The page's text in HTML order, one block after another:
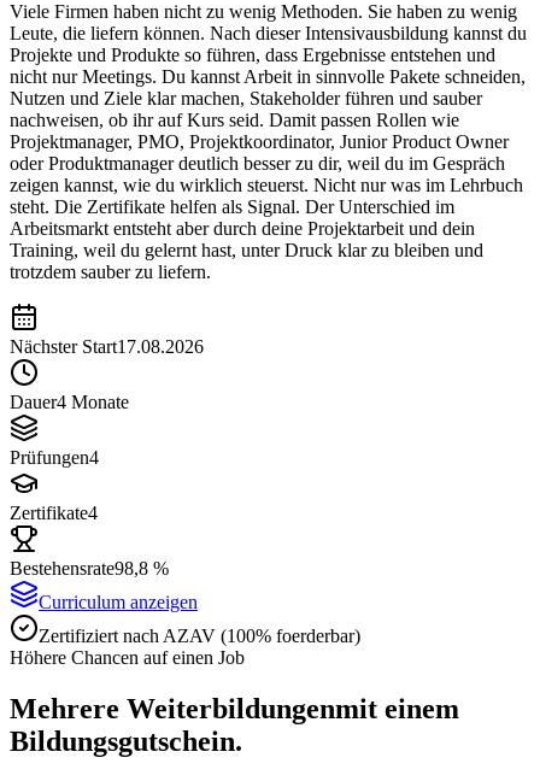
Viele Firmen haben nicht zu wenig Methoden. Sie haben zu wenig
Leute, die liefern können. Nach dieser Intensivausbildung kannst du
Projekte und Produkte so führen, dass Ergebnisse entstehen und
nicht nur Meetings. Du kannst Arbeit in sinnvolle Pakete schneiden,
Nutzen und Ziele klar machen, Stakeholder führen und sauber
nachweisen, ob ihr auf Kurs seid. Damit passen Rollen wie
Projektmanager, PMO, Projektkoordinator, Junior Product Owner
oder Produktmanager deutlich besser zu dir, weil du im Gespräch
zeigen kannst, wie du wirklich steuerst. Nicht nur was im Lehrbuch
steht. Die Zertifikate helfen als Signal. Der Unterschied im
Arbeitsmarkt entsteht aber durch deine Projektarbeit und dein
Training, weil du gelernt hast, unter Druck klar zu bleiben und
trotzdem sauber zu liefern.
Nächster Start17.08.2026
Dauer4 Monate
Prüfungen4
Zertifikate4
Bestehensrate98,8 %
Curriculum anzeigen
Zertifiziert nach AZAV (100% foerderbar)
Höhere Chancen auf einen Job
Mehrere Weiterbildungenmit einem
Bildungsgutschein.